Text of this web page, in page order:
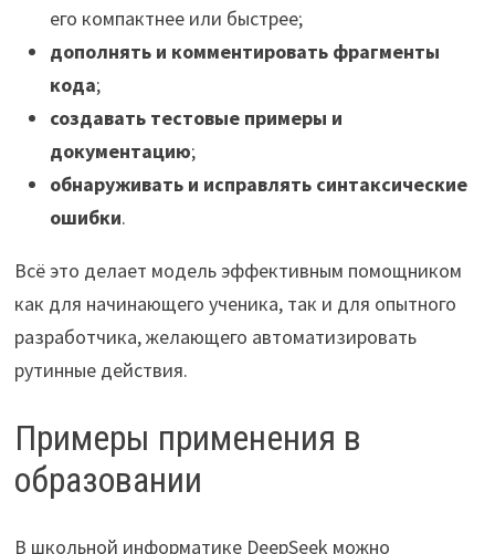
его компактнее или быстрее;
дополнять и комментировать фрагменты
кода;
создавать тестовые примеры и
документацию;
обнаруживать и исправлять синтаксические
ошибки.
Всё это делает модель эффективным помощником
как для начинающего ученика, так и для опытного
разработчика, желающего автоматизировать
рутинные действия.
Примеры применения в
образовании
В школьной информатике DeepSeek можно